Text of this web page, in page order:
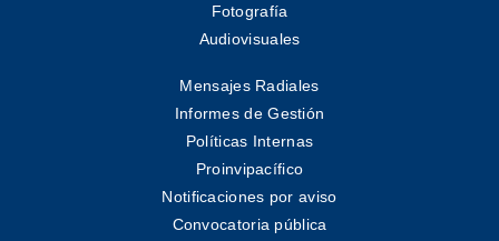
Fotografía
Audiovisuales
Mensajes Radiales
Informes de Gestión
Políticas Internas
Proinvipacífico
Notificaciones por aviso
Convocatoria pública